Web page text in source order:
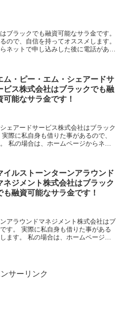
ブラックでも融資可能なサラ金です。
ので、自信を持ってオススメします。
ネットで申し込みした後に電話があ
ム・ピー・エム・シェアードサ
ビス株式会社はブラックでも融
可能なサラ金です！
ェアードサービス株式会社はブラック
際に私自身も借りた事があるので、
私の場合は、ホームページからネッ
イルストーンターンアラウンド
ネジメント株式会社はブラック
も融資可能なサラ金です！
アラウンドマネジメント株式会社はブ
す。 実際に私自身も借りた事がある
ます。 私の場合は、ホームページか
サーリンク